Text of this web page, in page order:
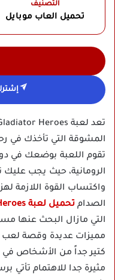
التصنيف
تحميل العاب موبايل
المشوقة التي تأخذك في
تقوم اللعبة بوضعك في
الرومانية، حيث يجب
واكتساب القوة اللازمة
الصدام تحميل لعبة Gladiator Heroes مهكرة
التي مازال البحث عنها
مميزات عديدة وقصة
كتير جداً من الأشخاص في
مثيرة جدا للاهتمام تأتي